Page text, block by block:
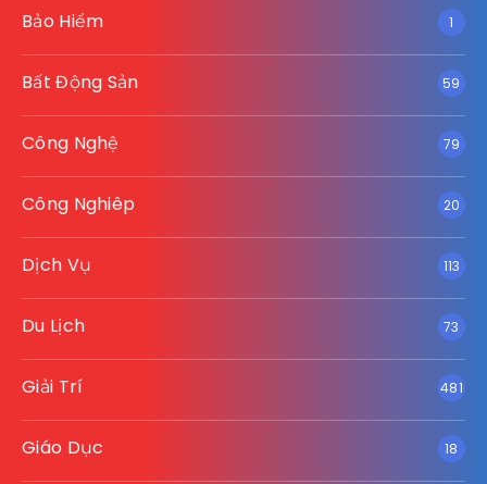
Bảo Hiểm 1
Bất Động Sản 59
Công Nghệ 79
Công Nghiêp 20
Dịch Vụ 113
Du Lịch 73
Giải Trí 481
Giáo Dục 18